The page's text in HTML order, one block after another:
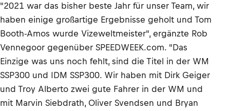
"2021 war das bisher beste Jahr für unser Team, wir
haben einige großartige Ergebnisse geholt und Tom
Booth-Amos wurde Vizeweltmeister", ergänzte Rob
Vennegoor gegenüber SPEEDWEEK.com. "Das
Einzige was uns noch fehlt, sind die Titel in der WM
SSP300 und IDM SSP300. Wir haben mit Dirk Geiger
und Troy Alberto zwei gute Fahrer in der WM und
mit Marvin Siebdrath, Oliver Svendsen und Bryan